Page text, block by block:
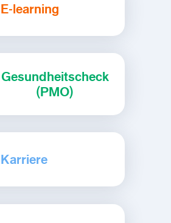
E-learning
Gesundheitscheck
(PMO)
Karriere